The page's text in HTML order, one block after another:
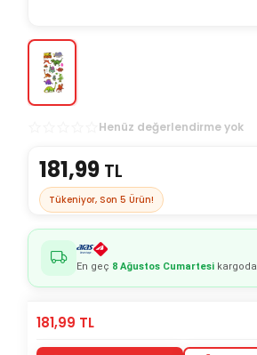
Henüz değerlendirme yok
181,99 TL
Tükeniyor, Son 5 Ürün!
En geç 8 Ağustos Cumartesi kargoda
181,99 TL